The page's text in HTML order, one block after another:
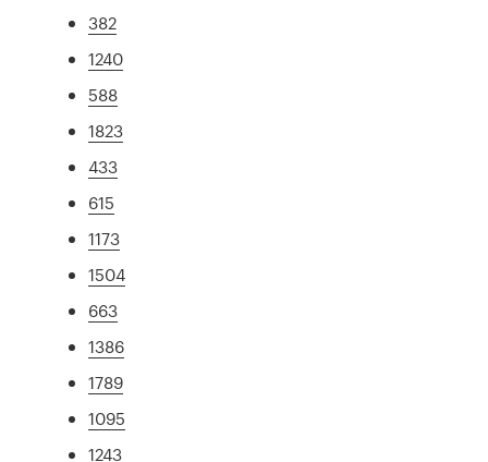
382
1240
588
1823
433
615
1173
1504
663
1386
1789
1095
1243